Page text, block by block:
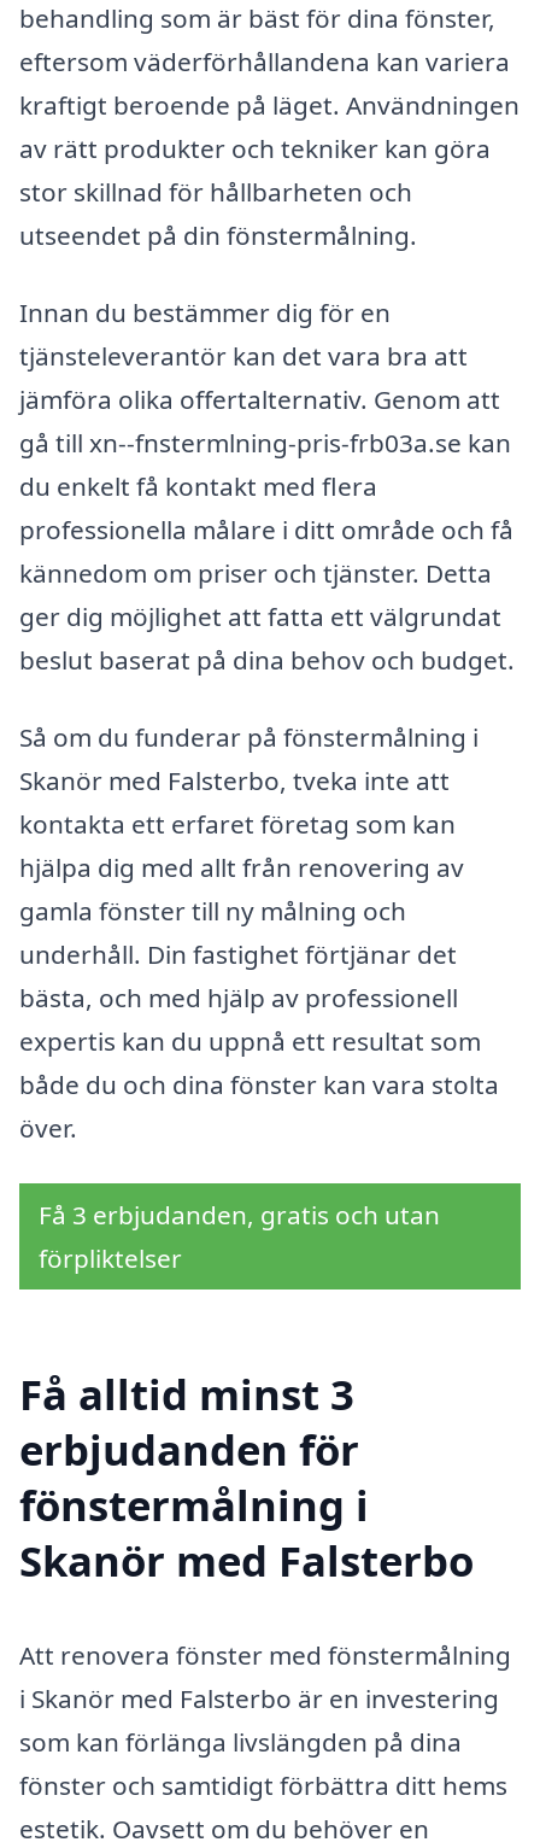
behandling som är bäst för dina fönster,
eftersom väderförhållandena kan variera
kraftigt beroende på läget. Användningen
av rätt produkter och tekniker kan göra
stor skillnad för hållbarheten och
utseendet på din fönstermålning.
Innan du bestämmer dig för en
tjänsteleverantör kan det vara bra att
jämföra olika offertalternativ. Genom att
gå till xn--fnstermlning-pris-frb03a.se kan
du enkelt få kontakt med flera
professionella målare i ditt område och få
kännedom om priser och tjänster. Detta
ger dig möjlighet att fatta ett välgrundat
beslut baserat på dina behov och budget.
Så om du funderar på fönstermålning i
Skanör med Falsterbo, tveka inte att
kontakta ett erfaret företag som kan
hjälpa dig med allt från renovering av
gamla fönster till ny målning och
underhåll. Din fastighet förtjänar det
bästa, och med hjälp av professionell
expertis kan du uppnå ett resultat som
både du och dina fönster kan vara stolta
över.
Få 3 erbjudanden, gratis och utan
förpliktelser
Få alltid minst 3
erbjudanden för
fönstermålning i
Skanör med Falsterbo
Att renovera fönster med fönstermålning
i Skanör med Falsterbo är en investering
som kan förlänga livslängden på dina
fönster och samtidigt förbättra ditt hems
estetik. Oavsett om du behöver en